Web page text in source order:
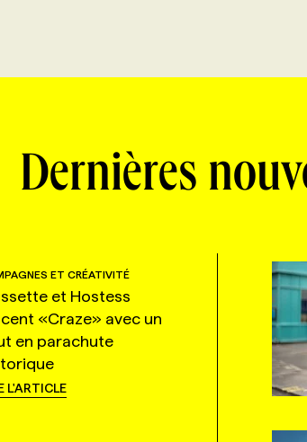
Dernières
ET CRÉATIVITÉ
et Hostess
«Craze» avec un
en parachute
L'ARTICLE